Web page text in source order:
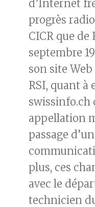
d’Internet
progrès
CICR que de
septembre
son site
RSI, quant à
swissinfo.ch
appellation
passage
plus, ces
avec le
technicien